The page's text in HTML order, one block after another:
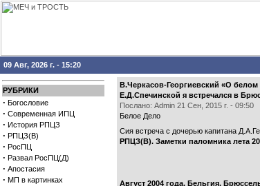
09 Авг, 2026 г. - 15:20
РУБРИКИ
· Богословие
· Современная ИПЦ
· История РПЦЗ
· РПЦЗ(В)
· РосПЦ
· Развал РосПЦ(Д)
· Апостасия
· МП в картинках
В.Черкасов-Георгиевский «О
Е.Д.Спечинской я встречался в
Послано: Admin 21 Сен, 2015 г. - 09:50
Белое Дело
Сия встреча с дочерью капитана
РПЦЗ(В). Заметки паломника лета
Август 2004 года. Бельгия,